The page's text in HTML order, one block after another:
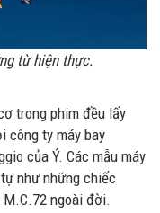
từ hiện thực.
trong phim đều lấy
công ty máy bay
của Ý. Các mẫu máy
như những chiếc
M.C.72 ngoài đời.